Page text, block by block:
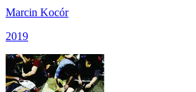
Marcin Kocór
2019